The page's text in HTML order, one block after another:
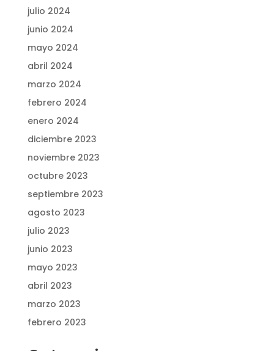
julio 2024
junio 2024
mayo 2024
abril 2024
marzo 2024
febrero 2024
enero 2024
diciembre 2023
noviembre 2023
octubre 2023
septiembre 2023
agosto 2023
julio 2023
junio 2023
mayo 2023
abril 2023
marzo 2023
febrero 2023